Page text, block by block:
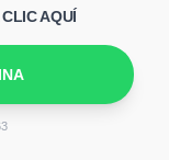
AQUÍ